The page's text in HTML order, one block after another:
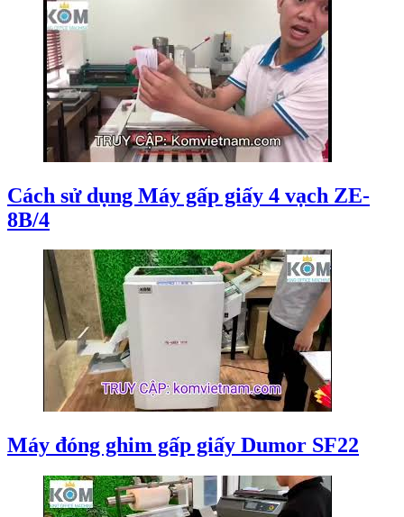
Cách sử dụng Máy gấp giấy 4 vạch ZE-
8B/4
Máy đóng ghim gấp giấy Dumor SF22